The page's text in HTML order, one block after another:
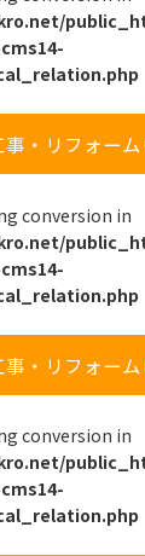
・リフォー
conversion in
・リフォー
conversion in